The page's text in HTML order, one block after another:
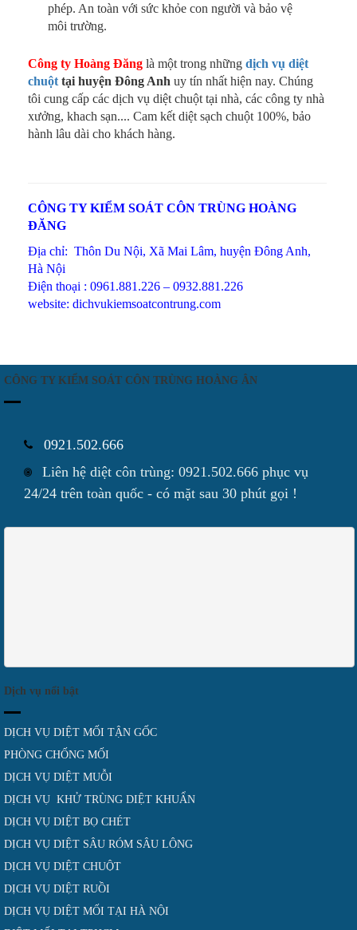
phép. An toàn với sức khỏe con người và bảo vệ
môi trường.
Công ty Hoàng Đăng là một trong những dịch vụ diệt
chuột tại huyện Đông Anh uy tín nhất hiện nay. Chúng
tôi cung cấp các dịch vụ diệt chuột tại nhà, các công ty nhà
xưởng, khach sạn.... Cam kết diệt sạch chuột 100%, bảo
hành lâu dài cho khách hàng.
CÔNG TY KIỂM SOÁT CÔN TRÙNG HOÀNG
ĐĂNG
Địa chỉ: Thôn Du Nội, Xã Mai Lâm, huyện Đông Anh,
Hà Nội
Điện thoại : 0961.881.226 – 0932.881.226
website: dichvukiemsoatcontrung.com
CÔNG TY KIỂM SOÁT CÔN TRÙNG HOÀNG ÂN
0921.502.666
Liên hệ diệt côn trùng: 0921.502.666 phục vụ
24/24 trên toàn quốc - có mặt sau 30 phút gọi !
Dịch vụ nổi bật
DỊCH VỤ DIỆT MỐI TẬN GỐC
PHÒNG CHỐNG MỐI
DỊCH VỤ DIỆT MUỖI
DỊCH VỤ KHỬ TRÙNG DIỆT KHUẨN
DỊCH VỤ DIỆT BỌ CHÉT
DỊCH VỤ DIỆT SÂU RÓM SÂU LÔNG
DỊCH VỤ DIỆT CHUỘT
DỊCH VỤ DIỆT RUỒI
DỊCH VỤ DIỆT MỐI TẠI HÀ NỘI